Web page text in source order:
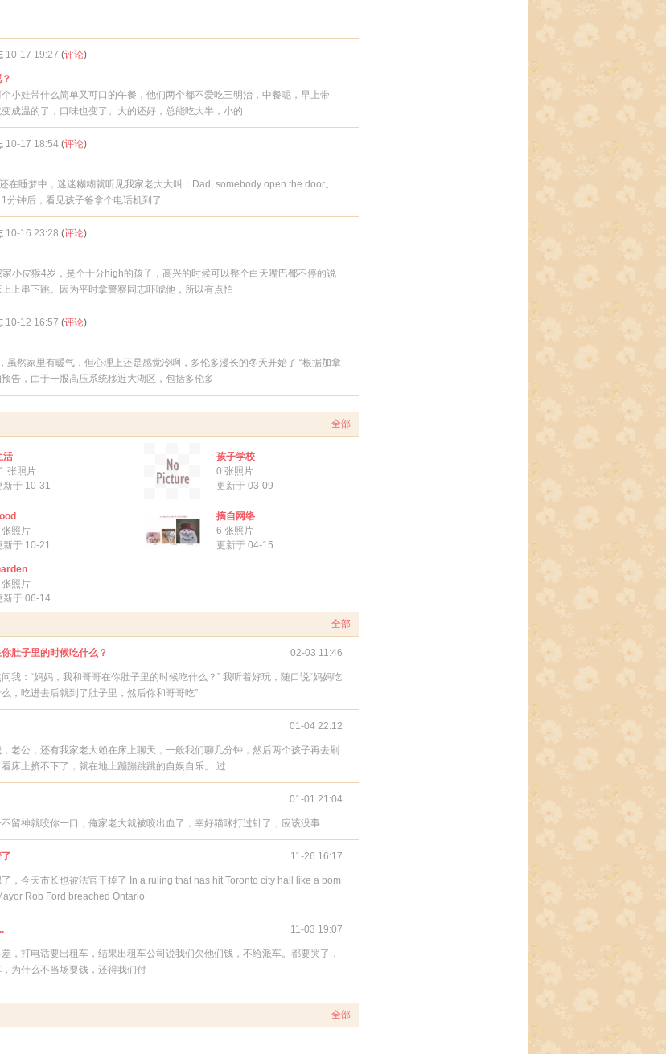
10-17 19:27 (评论)
小娃带什么简单又可口的午餐，他们两个都不爱吃三明治，中餐呢，早上带
成温的了，口味也变了。大的还好，总能吃大半，小的
10-17 18:54 (评论)
在睡梦中，迷迷糊糊就听见我家老大大叫：Dad, somebody open the door。
分钟后，看见孩子爸拿个电话机到了
10-16 23:28 (评论)
家小皮猴4岁，是个十分high的孩子，高兴的时候可以整个白天嘴巴都不停的说
上串下跳。因为平时拿警察同志吓唬他，所以有点怕
10-12 16:57 (评论)
虽然家里有暖气，但心理上还是感觉冷啊，多伦多漫长的冬天开始了 “根据加拿
告，由于一股高压系统移近大湖区，包括多伦多
全部
活
张照片
新于 10-31
孩子学校
0 张照片
更新于 03-09
张照片
新于 10-21
摘自网络
6 张照片
更新于 04-15
照片
新于 06-14
全部
02-03 11:46
肚子里的时候吃什么？
我：“妈妈，我和哥哥在你肚子里的时候吃什么？” 我听着好玩，随口说“妈妈吃
，吃进去后就到了肚子里，然后你和哥哥吃”
01-04 22:12
老公，还有我家老大赖在床上聊天，一般我们聊几分钟，然后两个孩子再去刷
床上挤不下了，就在地上蹦蹦跳跳的自娱自乐。 过
01-01 21:04
留神就咬你一口，俺家老大就被咬出血了，幸好猫咪打过针了，应该没事
11-26 16:17
，今天市长也被法官干掉了 In a ruling that has hit Toronto city hall like a bom
Rob Ford breached Ontario’
11-03 19:07
，打电话要出租车，结果出租车公司说我们欠他们钱，不给派车。都要哭了，
为什么不当场要钱，还得我们付
全部